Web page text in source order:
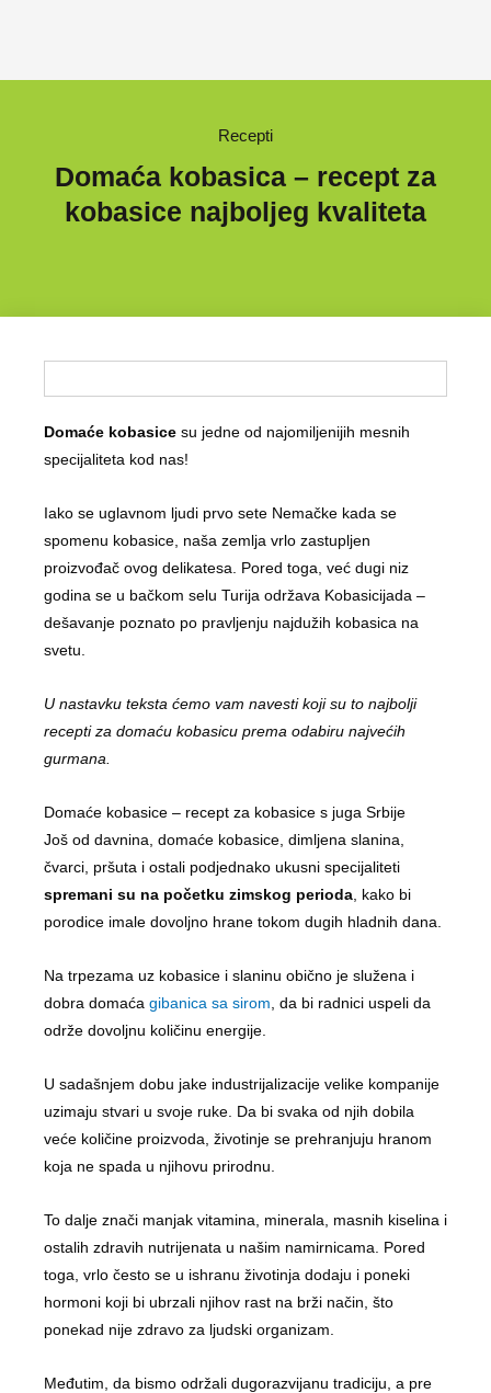
Recepti
Domaća kobasica – recept za
kobasice najboljeg kvaliteta
Domaće kobasice su jedne od najomiljenijih mesnih
specijaliteta kod nas!
Iako se uglavnom ljudi prvo sete Nemačke kada se
spomenu kobasice, naša zemlja vrlo zastupljen
proizvođač ovog delikatesa. Pored toga, već dugi niz
godina se u bačkom selu Turija održava Kobasicijada –
dešavanje poznato po pravljenju najdužih kobasica na
svetu.
U nastavku teksta ćemo vam navesti koji su to najbolji
recepti za domaću kobasicu prema odabiru najvećih
gurmana.
Domaće kobasice – recept za kobasice s juga Srbije
Još od davnina, domaće kobasice, dimljena slanina,
čvarci, pršuta i ostali podjednako ukusni specijaliteti
spremani su na početku zimskog perioda, kako bi
porodice imale dovoljno hrane tokom dugih hladnih dana.
Na trpezama uz kobasice i slaninu obično je služena i
dobra domaća gibanica sa sirom, da bi radnici uspeli da
održe dovoljnu količinu energije.
U sadašnjem dobu jake industrijalizacije velike kompanije
uzimaju stvari u svoje ruke. Da bi svaka od njih dobila
veće količine proizvoda, životinje se prehranjuju hranom
koja ne spada u njihovu prirodnu.
To dalje znači manjak vitamina, minerala, masnih kiselina i
ostalih zdravih nutrijenata u našim namirnicama. Pored
toga, vrlo često se u ishranu životinja dodaju i poneki
hormoni koji bi ubrzali njihov rast na brži način, što
ponekad nije zdravo za ljudski organizam.
Međutim, da bismo održali dugorazvijanu tradiciju, a pre